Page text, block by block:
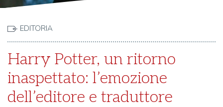
EDITORIA
Harry Potter, un ritorno
inaspettato: l’emozione
dell’editore e traduttore